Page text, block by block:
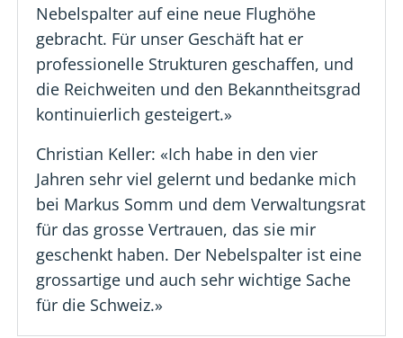
Nebelspalter auf eine neue Flughöhe
gebracht. Für unser Geschäft hat er
professionelle Strukturen geschaffen, und
die Reichweiten und den Bekanntheitsgrad
kontinuierlich gesteigert.»
Christian Keller: «Ich habe in den vier
Jahren sehr viel gelernt und bedanke mich
bei Markus Somm und dem Verwaltungsrat
für das grosse Vertrauen, das sie mir
geschenkt haben. Der Nebelspalter ist eine
grossartige und auch sehr wichtige Sache
für die Schweiz.»